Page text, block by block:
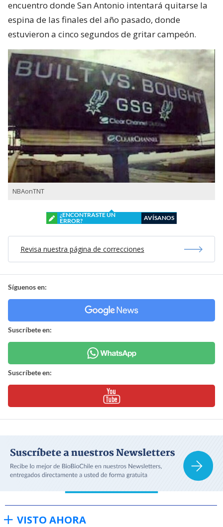
encuentro donde San Antonio intentará quitarse la
espina de las finales del año pasado, donde
estuvieron a cinco segundos de gritar campeón.
NBAonTNT
¿ENCONTRASTE UN
ERROR?
AVÍSANOS
Revisa nuestra página de correcciones
Síguenos en:
Suscríbete en:
Suscríbete en:
VISTO AHORA